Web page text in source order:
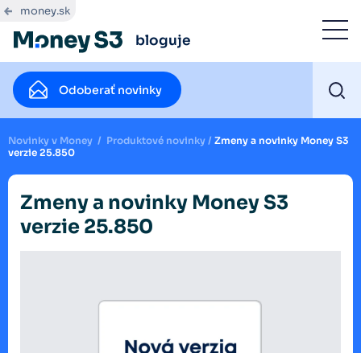
money.sk
bloguje
Odoberať novinky
Novinky v Money / Produktové novinky / Zmeny a novinky Money S3
verzie 25.850
Zmeny a novinky Money S3
verzie 25.850